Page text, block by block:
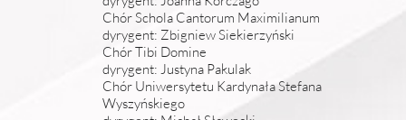
Chór Schola Cantorum Maximilianum
dyrygent: Zbigniew Siekierzyński
Chór Tibi Domine
dyrygent: Justyna Pakulak
Chór Uniwersytetu Kardynała Stefana
Wyszyńskiego